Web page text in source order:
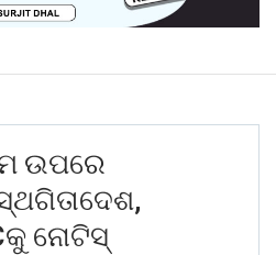
ଉପରେ
ନୋଟିସ୍